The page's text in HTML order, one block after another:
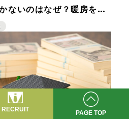
ないのはなぜ？暖房をつ
と対策
RECRUIT PAGE TOP